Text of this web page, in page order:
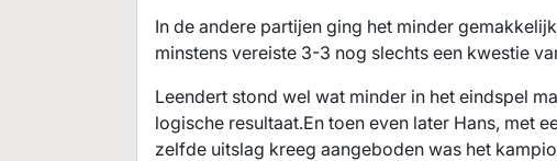
In de andere partijen ging het minder
minstens vereiste 3-3 nog slechts een kwestie
Leendert stond wel wat minder in het eindspel
logische resultaat.En toen even later Hans, met
zelfde uitslag kreeg aangeboden was het